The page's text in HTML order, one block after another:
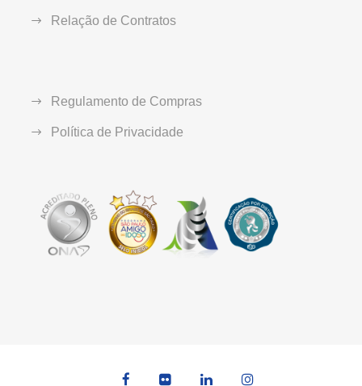
Relação de Contratos
Regulamento de Compras
Política de Privacidade